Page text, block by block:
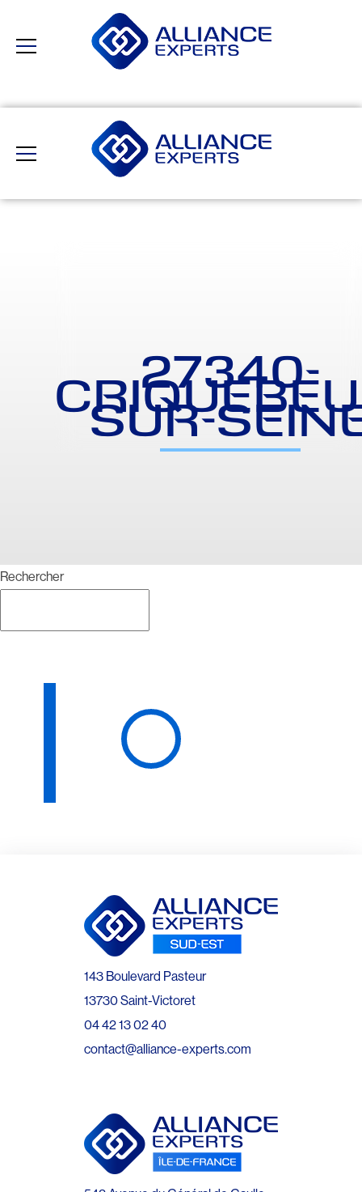
27340-
SUR-
Rechercher
143 Boulevard Pasteur
13730 Saint-Victoret
04 42 13 02 40
contact@alliance-experts.com